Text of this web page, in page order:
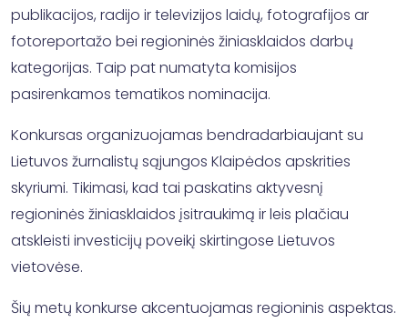
publikacijos, radijo ir televizijos laidų, fotografijos ar
fotoreportažo bei regioninės žiniasklaidos darbų
kategorijas. Taip pat numatyta komisijos
pasirenkamos tematikos nominacija.
Konkursas organizuojamas bendradarbiaujant su
Lietuvos žurnalistų sąjungos Klaipėdos apskrities
skyriumi. Tikimasi, kad tai paskatins aktyvesnį
regioninės žiniasklaidos įsitraukimą ir leis plačiau
atskleisti investicijų poveikį skirtingose Lietuvos
vietovėse.
Šių metų konkurse akcentuojamas regioninis aspektas.